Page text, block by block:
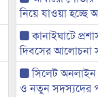
নিয়ে যাওয়া হচ্ছে
কানাইঘাটে
দিবসের আলোচনা
সিলেট অনলাইন
ও নতুন সদস্যদের